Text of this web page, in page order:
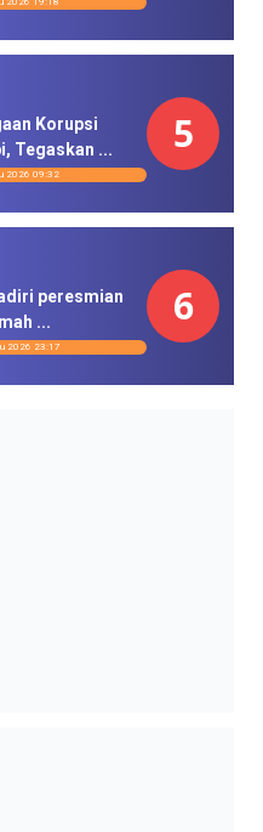
Korupsi
Tegaskan ...
2026 09:32
5
peresmian
...
2026 23:17
6